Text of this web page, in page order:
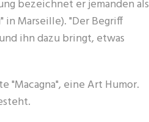
bezeichnet er jemanden als
in Marseille). "Der Begriff
ihn dazu bringt, etwas
"Macagna", eine Art Humor.